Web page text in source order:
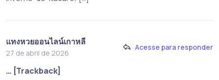
แทงหวยออนไลน์เกาหลี
27 de abril de 2026
Acesse para responder
… [Trackback]